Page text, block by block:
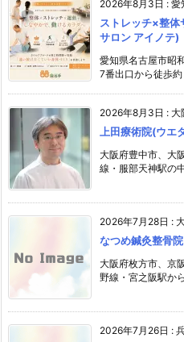
2026年8月3日 : 愛
ストレッチ×整
サロン アイノテ)
愛知県名古屋市昭
7番出口から徒歩
2026年8月3日 : 大
上田療術院(ウエ
大阪府豊中市、大
線・服部天神駅の
2026年7月28日 :
なつめ鍼灸整骨
大阪府枚方市、京
野線・宮之阪駅か
2026年7月26日 :